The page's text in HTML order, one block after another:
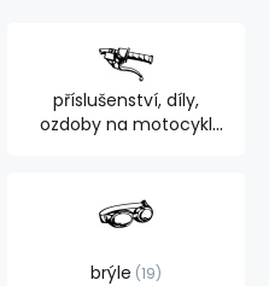
příslušenství, díly,
ozdoby na motocykl
brýle 19